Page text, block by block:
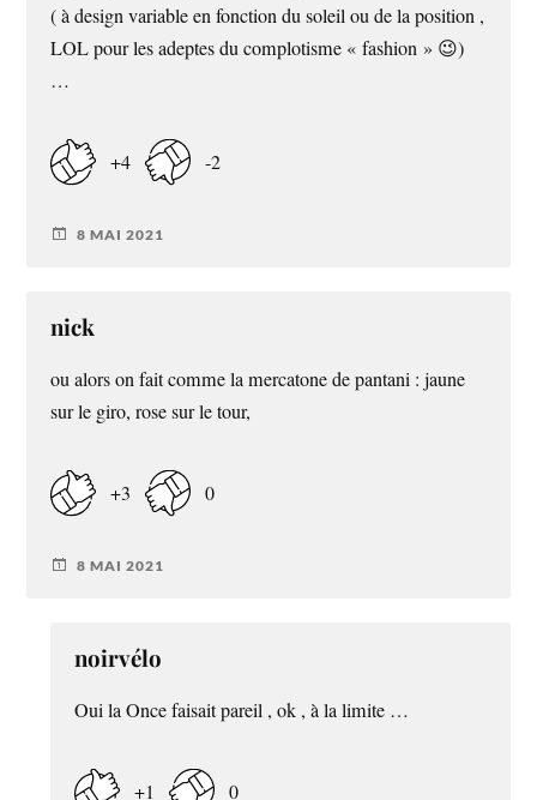
( à design variable en fonction du soleil ou de la position ,
LOL pour les adeptes du complotisme « fashion » 😉)
…
+4 -2
8 MAI 2021
nick
ou alors on fait comme la mercatone de pantani : jaune
sur le giro, rose sur le tour,
+3 0
8 MAI 2021
noirvélo
Oui la Once faisait pareil , ok , à la limite …
+1 0